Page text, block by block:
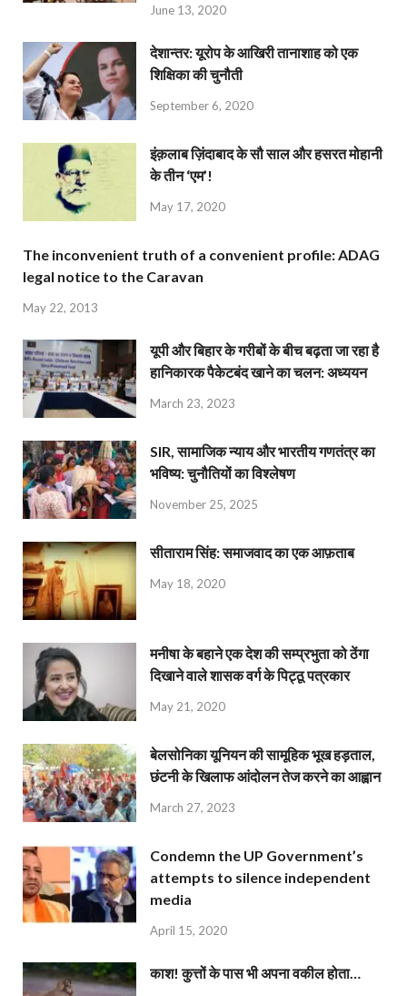
June 13, 2020
देशान्‍तर: यूरोप के आखिरी तानाशाह को एक
शिक्षिका की चुनौती
September 6, 2020
इंक़लाब ज़िंदाबाद के सौ साल और हसरत मोहानी
के तीन ‘एम’!
May 17, 2020
The inconvenient truth of a convenient profile: ADAG
legal notice to the Caravan
May 22, 2013
यूपी और बिहार के गरीबों के बीच बढ़ता जा रहा है
हानिकारक पैकेटबंद खाने का चलन: अध्ययन
March 23, 2023
SIR, सामाजिक न्याय और भारतीय गणतंत्र का
भविष्य: चुनौतियों का विश्लेषण
November 25, 2025
सीताराम सिंह: समाजवाद का एक आफ़ताब
May 18, 2020
मनीषा के बहाने एक देश की सम्प्रभुता को ठेंगा
दिखाने वाले शासक वर्ग के पिट्ठू पत्रकार
May 21, 2020
बेलसोनिका यूनियन की सामूहिक भूख हड़ताल,
छंटनी के खिलाफ आंदोलन तेज करने का आह्वान
March 27, 2023
Condemn the UP Government’s
attempts to silence independent
media
April 15, 2020
काश! कुत्तों के पास भी अपना वकील होता…